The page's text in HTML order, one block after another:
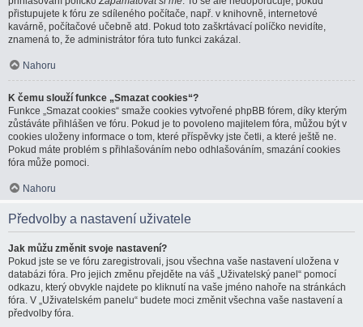
přistupujete k fóru ze sdíleného počítače, např. v knihovně, internetové
kavárně, počítačové učebně atd. Pokud toto zaškrtávací políčko nevidíte,
znamená to, že administrátor fóra tuto funkci zakázal.
Nahoru
K čemu slouží funkce „Smazat cookies“?
Funkce „Smazat cookies“ smaže cookies vytvořené phpBB fórem, díky kterým
zůstáváte přihlášen ve fóru. Pokud je to povoleno majitelem fóra, můžou být v
cookies uloženy informace o tom, které příspěvky jste četli, a které ještě ne.
Pokud máte problém s přihlašováním nebo odhlašováním, smazání cookies
fóra může pomoci.
Nahoru
Předvolby a nastavení uživatele
Jak můžu změnit svoje nastavení?
Pokud jste se ve fóru zaregistrovali, jsou všechna vaše nastavení uložena v
databázi fóra. Pro jejich změnu přejděte na váš „Uživatelský panel“ pomocí
odkazu, který obvykle najdete po kliknutí na vaše jméno nahoře na stránkách
fóra. V „Uživatelském panelu“ budete moci změnit všechna vaše nastavení a
předvolby fóra.